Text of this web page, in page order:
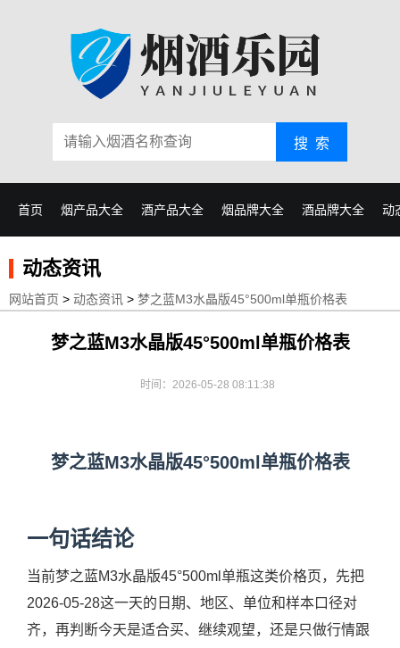
搜 索
首页 烟产品大全 酒产品大全 烟品牌大全 酒品牌大全 动
动态资讯
网站首页 > 动态资讯 > 梦之蓝M3水晶版45°500ml单瓶价格表
梦之蓝M3水晶版45°500ml单瓶价格表
时间：2026-05-28 08:11:38
梦之蓝M3水晶版45°500ml单瓶价格表
一句话结论
当前梦之蓝M3水晶版45°500ml单瓶这类价格页，先把
2026-05-28这一天的日期、地区、单位和样本口径对
齐，再判断今天是适合买、继续观望，还是只做行情跟